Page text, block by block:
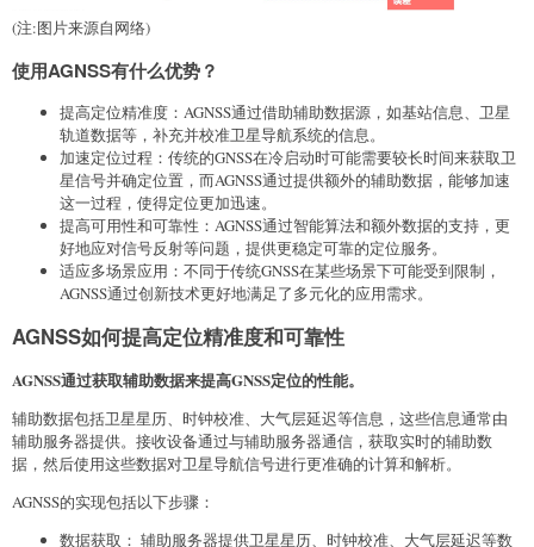
(注:图片来源自网络)
使用AGNSS有什么优势？
提高定位精准度：AGNSS通过借助辅助数据源，如基站信息、卫星
轨道数据等，补充并校准卫星导航系统的信息。
加速定位过程：传统的GNSS在冷启动时可能需要较长时间来获取卫
星信号并确定位置，而AGNSS通过提供额外的辅助数据，能够加速
这一过程，使得定位更加迅速。
提高可用性和可靠性：AGNSS通过智能算法和额外数据的支持，更
好地应对信号反射等问题，提供更稳定可靠的定位服务。
适应多场景应用：不同于传统GNSS在某些场景下可能受到限制，
AGNSS通过创新技术更好地满足了多元化的应用需求。
AGNSS如何提高定位精准度和可靠性
AGNSS通过获取辅助数据来提高GNSS定位的性能。
辅助数据包括卫星星历、时钟校准、大气层延迟等信息，这些信息通常由
辅助服务器提供。接收设备通过与辅助服务器通信，获取实时的辅助数
据，然后使用这些数据对卫星导航信号进行更准确的计算和解析。
AGNSS的实现包括以下步骤：
数据获取： 辅助服务器提供卫星星历、时钟校准、大气层延迟等数